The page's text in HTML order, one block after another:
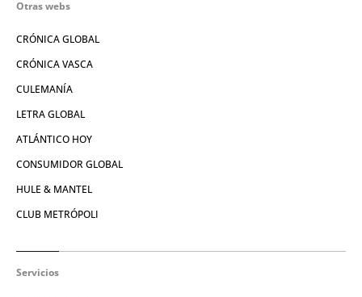
Otras webs
CRÓNICA GLOBAL
CRÓNICA VASCA
CULEMANÍA
LETRA GLOBAL
ATLÁNTICO HOY
CONSUMIDOR GLOBAL
HULE & MANTEL
CLUB METRÓPOLI
Servicios